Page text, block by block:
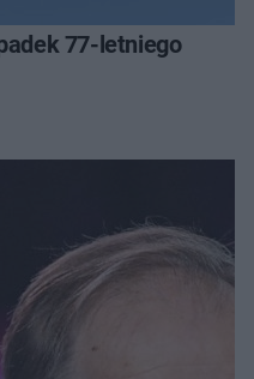
77-letniego